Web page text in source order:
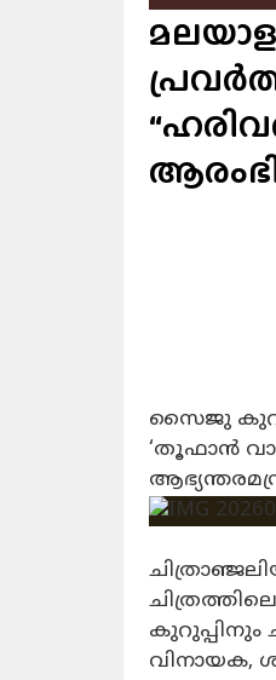
സൈജു
‘തൂഫാൻ
കുറുപ്പിനും
വിനായക,